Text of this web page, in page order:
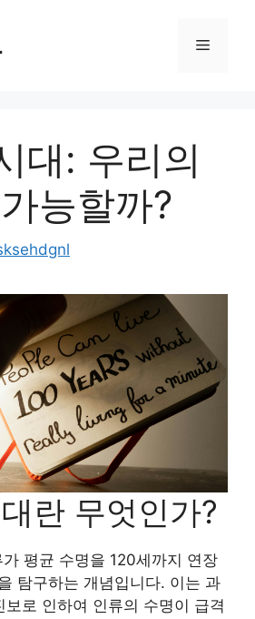
Menu
대: 우리의
능할까?
란 무엇인가?
평균 수명을 120세까지 연장
탐구하는 개념입니다. 이는 과
로 인하여 인류의 수명이 급격